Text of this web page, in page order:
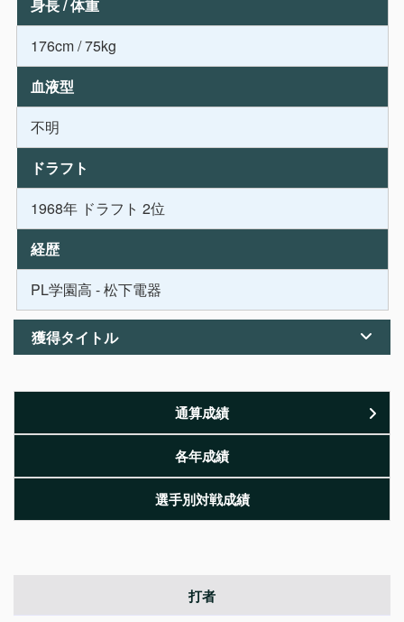
身長 / 体重
176cm / 75kg
血液型
不明
ドラフト
1968年 ドラフト 2位
経歴
PL学園高 - 松下電器
獲得タイトル
通算成績
各年成績
選手別対戦成績
打者